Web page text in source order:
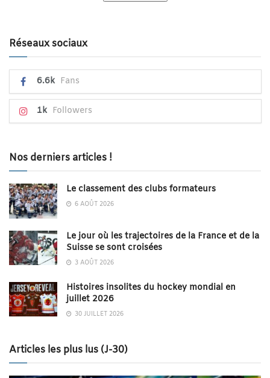
Réseaux sociaux
6.6k Fans
1k Followers
Nos derniers articles !
Le classement des clubs formateurs
6 AOÛT 2026
Le jour où les trajectoires de la France et de la
Suisse se sont croisées
3 AOÛT 2026
Histoires insolites du hockey mondial en
juillet 2026
30 JUILLET 2026
Articles les plus lus (J-30)